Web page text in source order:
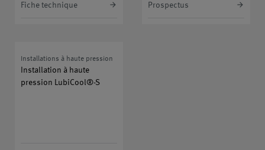
Fiche technique Prospectus
Installations à haute pression
Installation à haute
pression LubiCool®-S